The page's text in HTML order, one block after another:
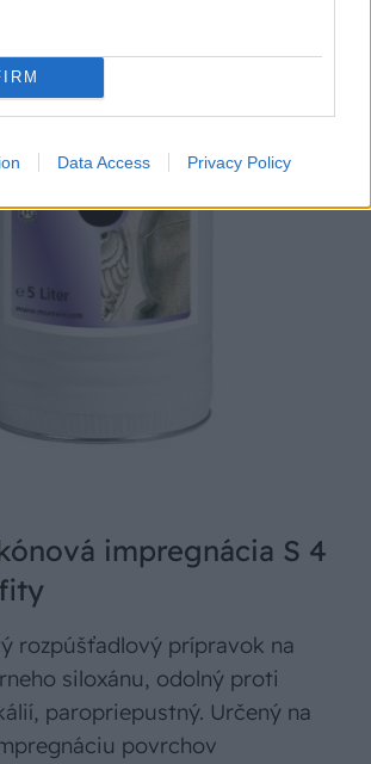
Data Access Privacy Policy
impregnácia S 4
rozpúšťadlový prípravok na
siloxánu, odolný proti
paropriepustný. Určený na
povrchov